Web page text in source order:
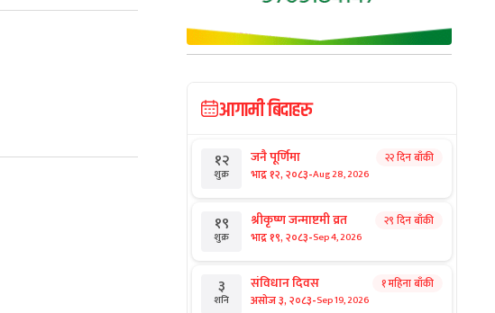
आगामी बिदाहरु
१२
शुक्र
जनै पूर्णिमा
भाद्र १२, २०८३-Aug 28, 2026
२२ दिन बाँकी
१९
शुक्र
श्रीकृष्ण जन्माष्टमी व्रत
भाद्र १९, २०८३-Sep 4, 2026
२९ दिन बाँकी
३
शनि
संविधान दिवस
असोज ३, २०८३-Sep 19, 2026
१ महिना बाँकी